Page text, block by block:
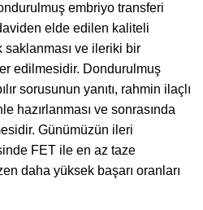
embriyo transferi
elde edilen kaliteli
saklanması ve ileriki bir
edilmesidir. Dondurulmuş
sorusunun yanıtı, rahmin ilaçlı
hazırlanması ve sonrasında
Günümüzün ileri
FET ile en az taze
daha yüksek başarı oranları